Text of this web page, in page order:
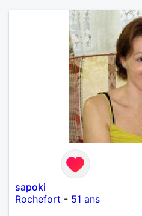
sapoki
Rochefort - 51 ans